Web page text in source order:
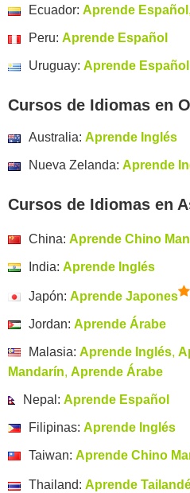
Ecuador: Aprende Español ,
Peru: Aprende Español
Uruguay: Aprende Español
Cursos de Idiomas en
Australia: Aprende Inglés
Nueva Zelanda: Aprende
Cursos de Idiomas en
China: Aprende Chino
India: Aprende Inglés
Japón: Aprende Japones
Jordan: Aprende Árabe
Malasia: Aprende Inglés,
Mandarín, Aprende Árabe
Nepal: Aprende Español
Filipinas: Aprende Inglés
Taiwan: Aprende Chino
Thailand: Aprende